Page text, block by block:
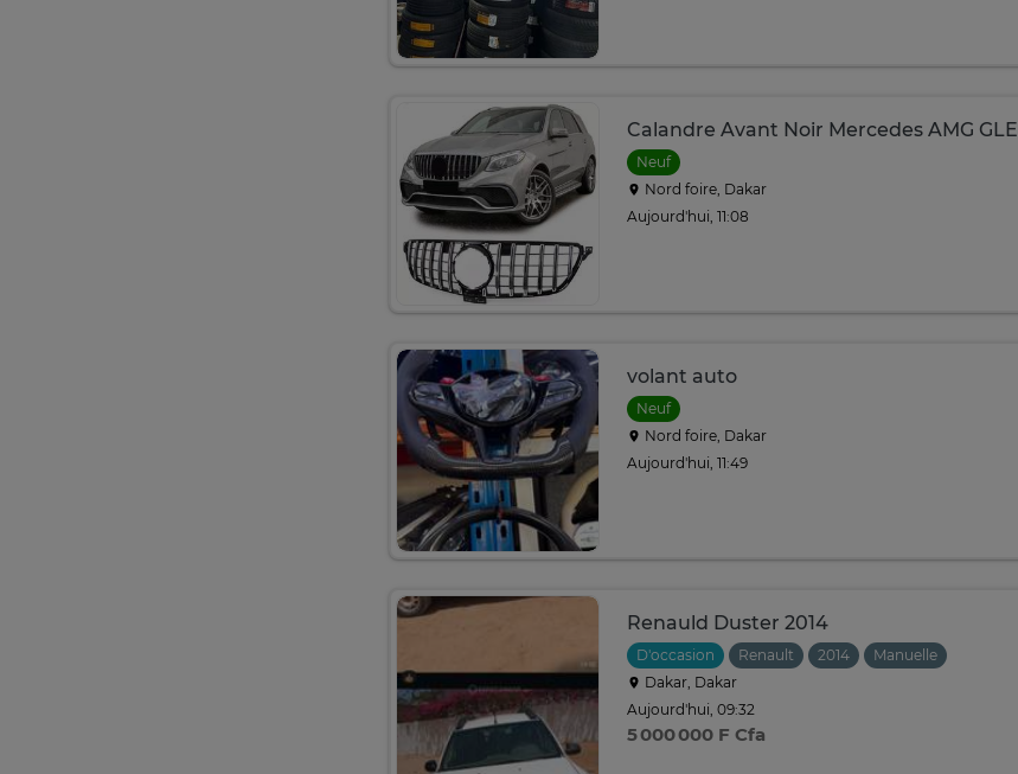
Calandre Avant Noir Mercedes AMG GLE
Neuf
Nord foire, Dakar
Aujourd'hui, 11:08
volant auto
Neuf
Nord foire, Dakar
Aujourd'hui, 11:49
Renauld Duster 2014
D'occasion Renault 2014
Manuelle
Dakar, Dakar
Aujourd'hui, 09:32
5 000 000 F Cfa